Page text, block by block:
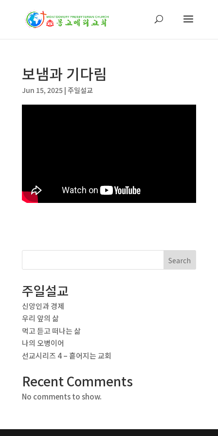
보냄과 기다림
Jun 15, 2025| 주일설교
Search
주일설교
신앙인과 경제
우리 앞의 삶
먹고 듣고 떠나는 삶
나의 오병이어
선교시리즈 4 – 흩어지는 교회
Recent Comments
No comments to show.